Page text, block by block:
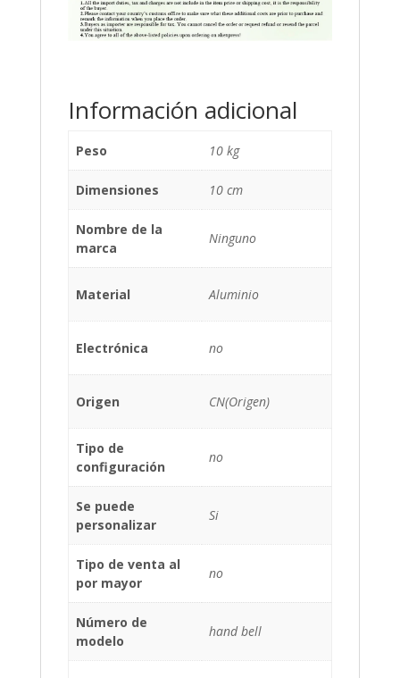
Información adicional
Peso 10 kg
Dimensiones 10 cm
Nombre de la
marca
Ninguno
Material Aluminio
Electrónica no
Origen CN(Origen)
Tipo de
configuración
no
Se puede
personalizar
Si
Tipo de venta al
por mayor
no
Número de
modelo
hand bell